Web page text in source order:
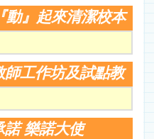
動』起來清潔校本
工作坊及試點教
樂諾大使